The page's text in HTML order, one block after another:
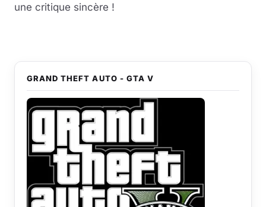
une critique sincère !
GRAND THEFT AUTO - GTA V